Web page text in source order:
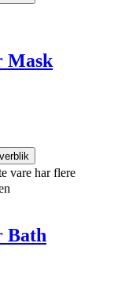
Mask
vare har flere
Bath